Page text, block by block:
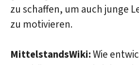
zu schaffen, um auch junge
zu motivieren.
MittelstandsWiki:Wie